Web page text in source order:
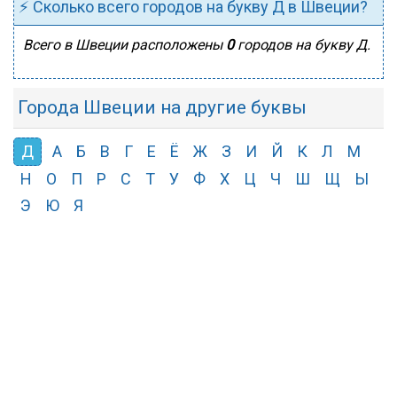
⚡ Сколько всего городов на букву Д в Швеции?
Всего в Швеции расположены 0городов на букву Д.
Города Швеции на другие буквы
Д А Б В Г Е Ё Ж З И Й К Л
М
Н
О П Р С Т У Ф Х Ц Ч Ш Щ
Ы
Э
Ю Я